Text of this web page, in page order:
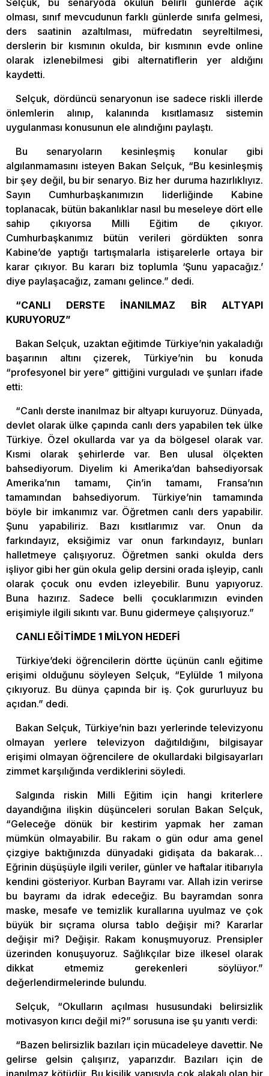
Selçuk, bu senaryoda okulun belirli günlerde açık
olması, sınıf mevcudunun farklı günlerde sınıfa gelmesi,
ders saatinin azaltılması, müfredatın seyreltilmesi,
derslerin bir kısmının okulda, bir kısmının evde online
olarak izlenebilmesi gibi alternatiflerin yer aldığını
kaydetti.
Selçuk, dördüncü senaryonun ise sadece riskli illerde
önlemlerin alınıp, kalanında kısıtlamasız sistemin
uygulanması konusunun ele alındığını paylaştı.
Bu senaryoların kesinleşmiş konular gibi
algılanmamasını isteyen Bakan Selçuk, “Bu kesinleşmiş
bir şey değil, bu bir senaryo. Biz her duruma hazırlıklıyız.
Sayın Cumhurbaşkanımızın liderliğinde Kabine
toplanacak, bütün bakanlıklar nasıl bu meseleye dört elle
sahip çıkıyorsa Milli Eğitim de çıkıyor.
Cumhurbaşkanımız bütün verileri gördükten sonra
Kabine’de yaptığı tartışmalarla istişarelerle ortaya bir
karar çıkıyor. Bu kararı biz toplumla ‘Şunu yapacağız.’
diye paylaşacağız, zamanı gelince.” dedi.
“CANLI DERSTE İNANILMAZ BİR ALTYAPI
KURUYORUZ”
Bakan Selçuk, uzaktan eğitimde Türkiye’nin yakaladığı
başarının altını çizerek, Türkiye’nin bu konuda
“profesyonel bir yere” gittiğini vurguladı ve şunları ifade
etti:
“Canlı derste inanılmaz bir altyapı kuruyoruz. Dünyada,
devlet olarak ülke çapında canlı ders yapabilen tek ülke
Türkiye. Özel okullarda var ya da bölgesel olarak var.
Kısmi olarak şehirlerde var. Ben ulusal ölçekten
bahsediyorum. Diyelim ki Amerika’dan bahsediyorsak
Amerika’nın tamamı, Çin’in tamamı, Fransa’nın
tamamından bahsediyorum. Türkiye’nin tamamında
böyle bir imkanımız var. Öğretmen canlı ders yapabilir.
Şunu yapabiliriz. Bazı kısıtlarımız var. Onun da
farkındayız, eksiğimiz var onun farkındayız, bunları
halletmeye çalışıyoruz. Öğretmen sanki okulda ders
işliyor gibi her gün okula gelip dersini orada işleyip, canlı
olarak çocuk onu evden izleyebilir. Bunu yapıyoruz.
Buna hazırız. Sadece belli çocuklarımızın evinden
erişimiyle ilgili sıkıntı var. Bunu gidermeye çalışıyoruz.”
CANLI EĞİTİMDE 1 MİLYON HEDEFİ
Türkiye’deki öğrencilerin dörtte üçünün canlı eğitime
erişimi olduğunu söyleyen Selçuk, “Eylülde 1 milyona
çıkıyoruz. Bu dünya çapında bir iş. Çok gururluyuz bu
açıdan.” dedi.
Bakan Selçuk, Türkiye’nin bazı yerlerinde televizyonu
olmayan yerlere televizyon dağıtıldığını, bilgisayar
erişimi olmayan öğrencilere de okullardaki bilgisayarları
zimmet karşılığında verdiklerini söyledi.
Salgında riskin Milli Eğitim için hangi kriterlere
dayandığına ilişkin düşünceleri sorulan Bakan Selçuk,
“Geleceğe dönük bir kestirim yapmak her zaman
mümkün olmayabilir. Bu rakam o gün odur ama genel
çizgiye baktığınızda dünyadaki gidişata da bakarak…
Eğrinin düşüşüyle ilgili veriler, günler ve haftalar itibarıyla
kendini gösteriyor. Kurban Bayramı var. Allah izin verirse
bu bayramı da idrak edeceğiz. Bu bayramdan sonra
maske, mesafe ve temizlik kurallarına uyulmaz ve çok
büyük bir sıçrama olursa tablo değişir mi? Kararlar
değişir mi? Değişir. Rakam konuşmuyoruz. Prensipler
üzerinden konuşuyoruz. Sağlıkçılar bize ilkesel olarak
dikkat etmemiz gerekenleri söylüyor.”
değerlendirmelerinde bulundu.
Selçuk, “Okulların açılması hususundaki belirsizlik
motivasyon kırıcı değil mi?” sorusuna ise şu yanıtı verdi:
“Bazen belirsizlik bazıları için mücadeleye davettir. Ne
gelirse gelsin çalışırız, yaparızdır. Bazıları için de